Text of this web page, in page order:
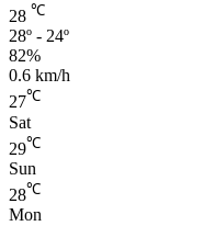
28 ℃
28º - 24º
82%
0.6 km/h
27℃
Sat
29℃
Sun
28℃
Mon